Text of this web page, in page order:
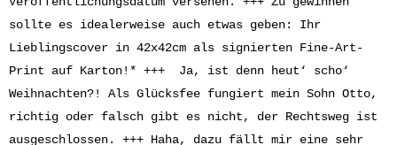
sollte es idealerweise auch etwas geben: Ihr
Lieblingscover in 42x42cm als signierten Fine-Art-
Print auf Karton!* +++ Ja, ist denn heut‘ scho‘
Weihnachten?! Als Glücksfee fungiert mein Sohn Otto,
richtig oder falsch gibt es nicht, der Rechtsweg ist
ausgeschlossen. +++ Haha, dazu fällt mir eine sehr